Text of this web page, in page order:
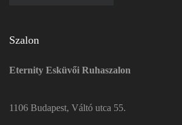
Szalon
Eternity Esküvői Ruhaszalon
1106 Budapest, Váltó utca 55.